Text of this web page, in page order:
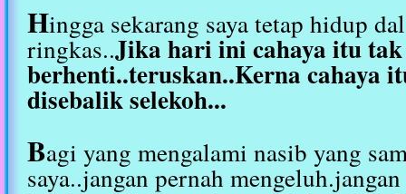
Hingga sekarang saya tetap hidup
ringkas..Jika hari ini cahaya itu
berhenti..teruskan..Kerna cahaya
disebalik selekoh...
Bagi yang mengalami nasib yang
saya..jangan pernah